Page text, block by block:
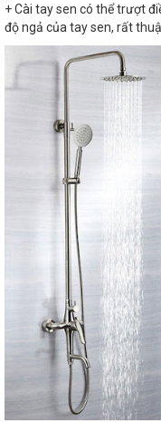
+ Cài tay sen có thể trượt
độ ngả của tay sen, rất